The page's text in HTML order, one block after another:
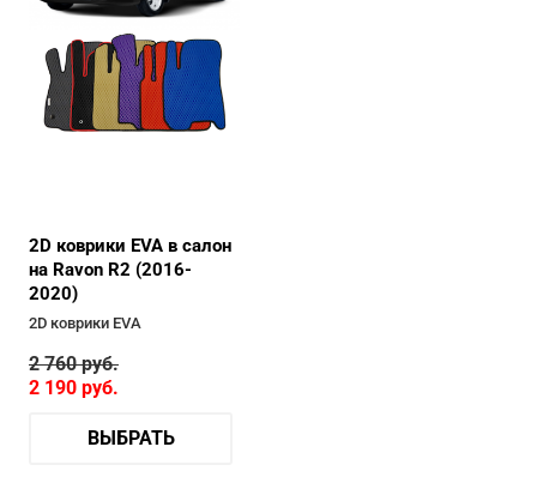
2D коврики EVA в салон
на Ravon R2 (2016-
2020)
2D коврики EVA
2 760руб.
2 190 руб.
ВЫБРАТЬ